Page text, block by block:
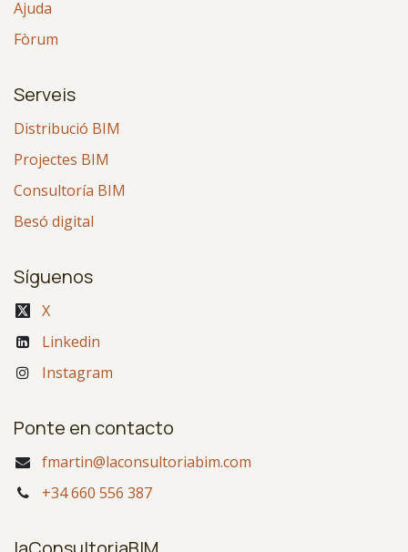
Ajuda
Fòrum
Serveis
Distribució BIM
Projectes BIM
Consultoría BIM
Besó digital
Síguenos
X
Linkedin
Instagram
Ponte en contacto
fmartin@laconsultoriabim.com
+34 660 556 387